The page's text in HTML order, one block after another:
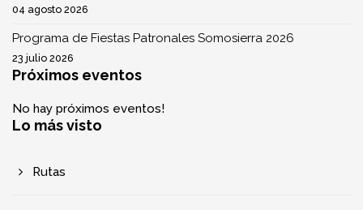
04 agosto 2026
Programa de Fiestas Patronales Somosierra 2026
23 julio 2026
Próximos eventos
No hay próximos eventos!
Lo más visto
Rutas